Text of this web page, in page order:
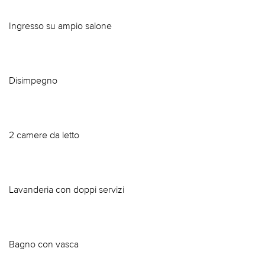
Ingresso su ampio salone
Disimpegno
2 camere da letto
Lavanderia con doppi servizi
Bagno con vasca